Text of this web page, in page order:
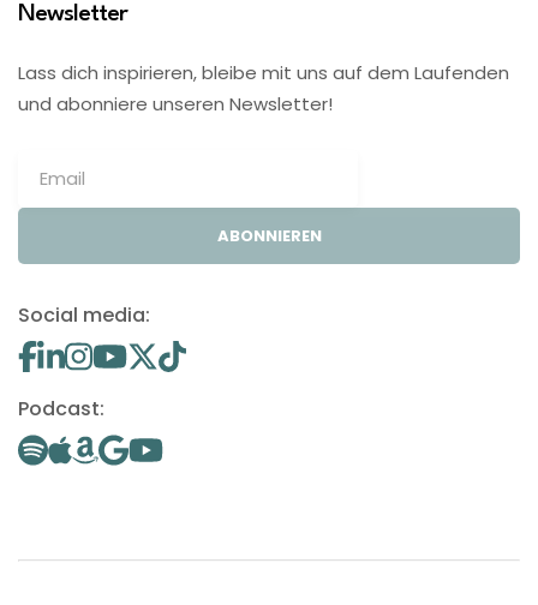
Newsletter
Lass dich inspirieren, bleibe mit uns auf dem Laufenden
und abonniere unseren Newsletter!
ABONNIEREN
Social media:
Podcast: